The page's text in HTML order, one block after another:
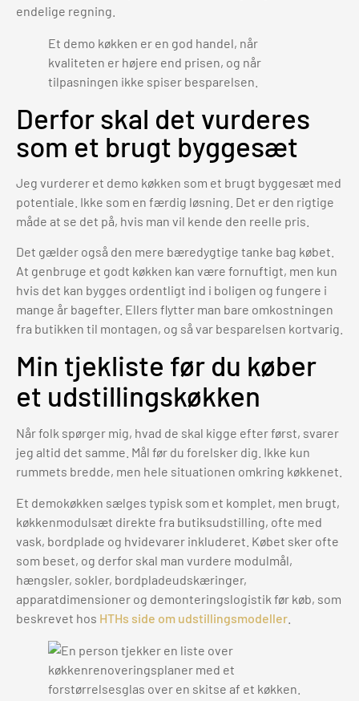
endelige regning.
Et demo køkken er en god handel, når
kvaliteten er højere end prisen, og når
tilpasningen ikke spiser besparelsen.
Derfor skal det vurderes
som et brugt byggesæt
Jeg vurderer et demo køkken som et brugt byggesæt med
potentiale. Ikke som en færdig løsning. Det er den rigtige
måde at se det på, hvis man vil kende den reelle pris.
Det gælder også den mere bæredygtige tanke bag købet.
At genbruge et godt køkken kan være fornuftigt, men kun
hvis det kan bygges ordentligt ind i boligen og fungere i
mange år bagefter. Ellers flytter man bare omkostningen
fra butikken til montagen, og så var besparelsen kortvarig.
Min tjekliste før du køber
et udstillingskøkken
Når folk spørger mig, hvad de skal kigge efter først, svarer
jeg altid det samme. Mål før du forelsker dig. Ikke kun
rummets bredde, men hele situationen omkring køkkenet.
Et demokøkken sælges typisk som et komplet, men brugt,
køkkenmodulsæt direkte fra butiksudstilling, ofte med
vask, bordplade og hvidevarer inkluderet. Købet sker ofte
som beset, og derfor skal man vurdere modulmål,
hængsler, sokler, bordpladeudskæringer,
apparatdimensioner og demonteringslogistik før køb, som
beskrevet hos HTHs side om udstillingsmodeller